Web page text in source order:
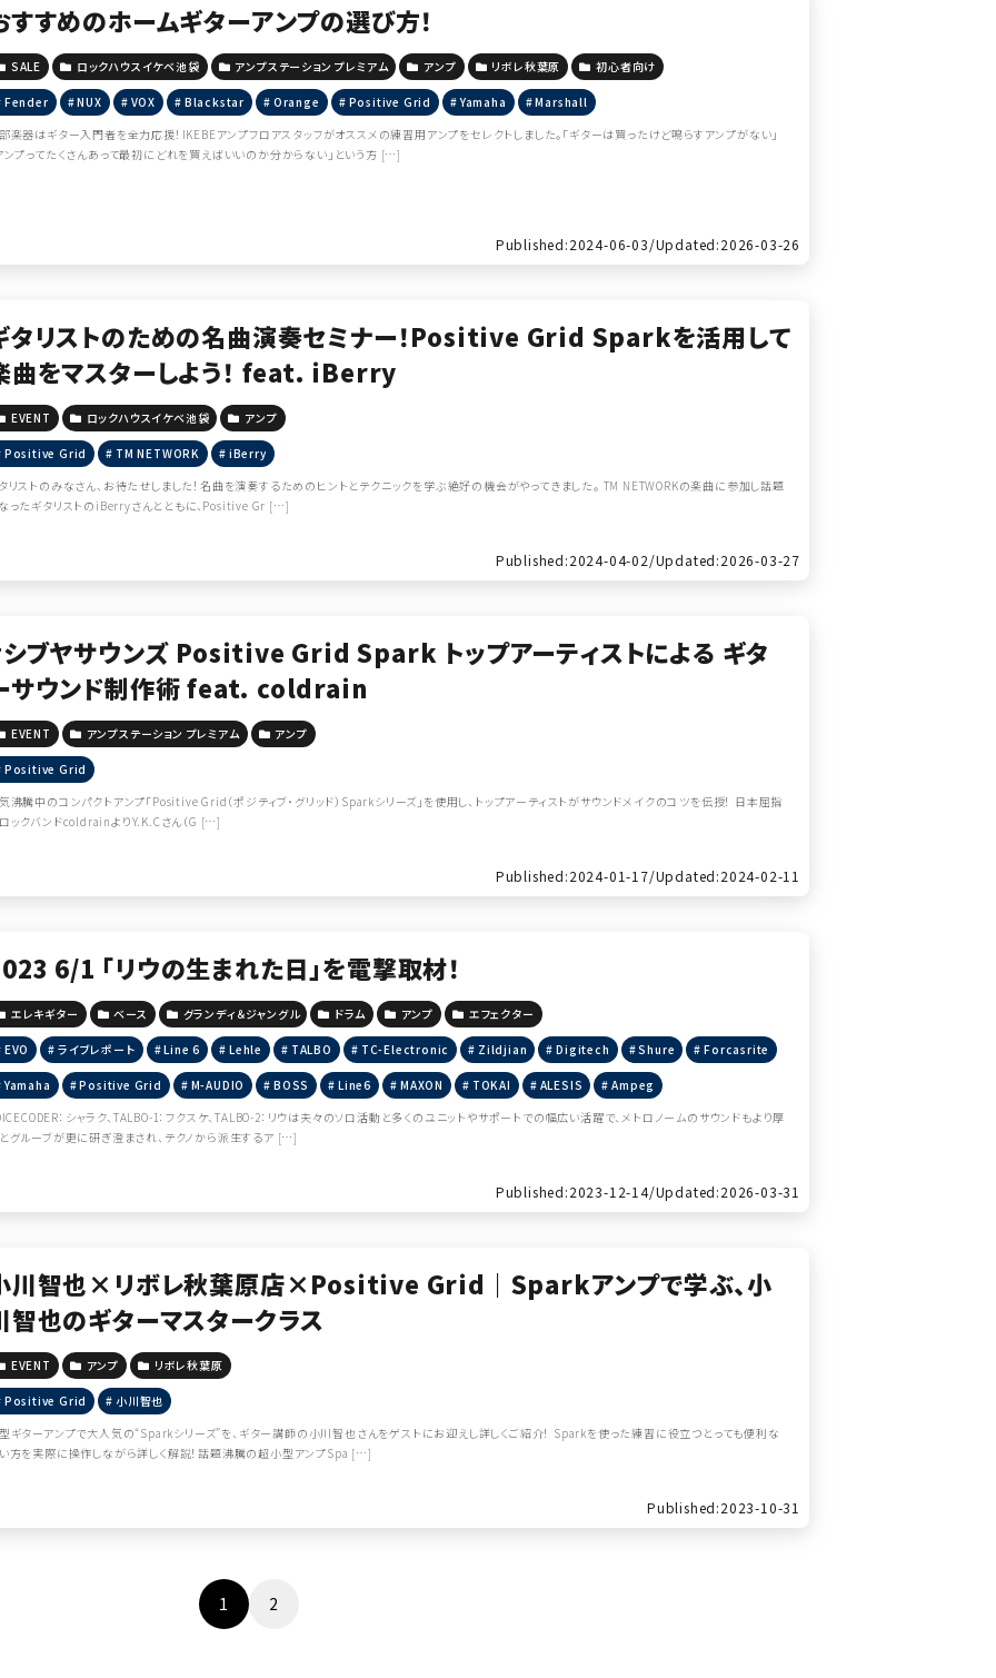
すすめのホームギターアンプの選び方！
SALE ロックハウスイケベ池袋 アンプステーション プレミアム アンプ リボレ秋葉原 初心者向け
Fender NUX VOX Blackstar Orange Positive Grid Yamaha
Marshall
楽器はギター入門者を全力応援！IKEBEアンプフロアスタッフがオススメの練習用アンプをセレクトしました。「ギターは買ったけど鳴らすアンプがない」
ンプってたくさんあって最初にどれを買えばいいのか分からない」という方 […]
Published:2024-06-03/Updated:2026-03-26
タリストのための名曲演奏セミナー！Positive Grid Sparkを活用して
曲をマスターしよう！ feat. iBerry
EVENT ロックハウスイケベ池袋 アンプ
Positive Grid TM NETWORK
iBerry
リストのみなさん、お待たせしました！名曲を演奏するためのヒントとテクニックを学ぶ絶好の機会がやってきました。 TM NETWORKの楽曲に参加し話題
ったギタリストのiBerryさんとともに、Positive Gr […]
Published:2024-04-02/Updated:2026-03-27
ブヤサウンズ Positive Grid Spark トップアーティストによる ギタ
サウンド制作術 feat. coldrain
EVENT アンプステーション プレミアム アンプ
Positive Grid
沸騰中のコンパクトアンプ「Positive Grid（ポジティブ・グリッド）Sparkシリーズ」を使用し、トップアーティストがサウンドメイクのコツを伝授！ 日本屈指
ックバンドcoldrainよりY.K.Cさん（G […]
Published:2024-01-17/Updated:2024-02-11
6/1 「リウの生まれた日」を電撃取材！
エレキギター ベース グランディ＆ジャングル ドラム アンプ エフェクター
EVO ライブレポート Line 6 Lehle TALBO TC-Electronic Zildjian Digitech Shure Forcasrite
Yamaha Positive Grid M-AUDIO BOSS Line6 MAXON TOKAI ALESIS
Ampeg
：シャラク、TALBO-1：フクスケ、TALBO-2：リウは夫々のソロ活動と多くのユニットやサポートでの幅広い活躍で、メトロノームのサウンドもより厚
グルーブが更に研ぎ澄まされ、テクノから派生するア […]
Published:2023-12-14/Updated:2026-03-31
川智也×リボレ秋葉原店×Positive Grid｜Sparkアンプで学ぶ、小
智也のギターマスタークラス
EVENT アンプ リボレ秋葉原
Positive Grid
小川智也
ギターアンプで大人気の“Sparkシリーズ”を、ギター講師の小川智也さんをゲストにお迎えし詳しくご紹介！ Sparkを使った練習に役立つとっても便利な
方を実際に操作しながら詳しく解説！話題沸騰の超小型アンプSpa […]
Published:2023-10-31
1 2